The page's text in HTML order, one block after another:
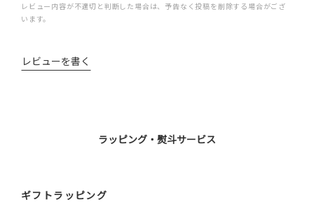
レビュー内容が不適切と判断した場合は、予告なく投稿を削除する場合がござ
います。
レビューを書く
ラッピング・熨斗サービス
ギフトラッピング